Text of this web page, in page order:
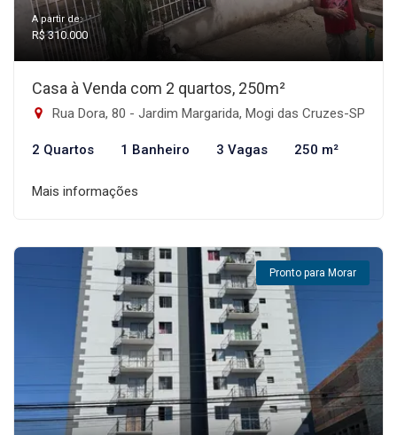
A partir de:
R$ 310.000
Casa à Venda com 2 quartos, 250m²
Rua Dora, 80 - Jardim Margarida, Mogi das Cruzes-SP
2 Quartos 1 Banheiro 3 Vagas 250 m²
Mais informações
Pronto para Morar